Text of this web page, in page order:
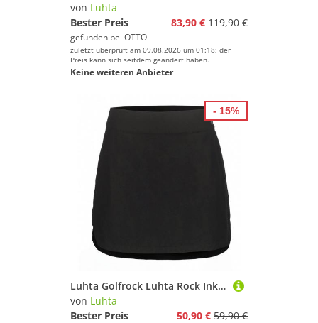
von Luhta
Bester Preis
83,90 € 119,90 €
gefunden bei OTTO
zuletzt überprüft am 09.08.2026 um 01:18; der
Preis kann sich seitdem geändert haben.
Keine weiteren Anbieter
Luhta Golfrock Luhta Rock Inkerniemi
von Luhta
Bester Preis
50,90 € 59,90 €
- 15%